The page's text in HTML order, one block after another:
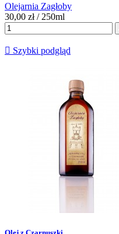
Olejarnia Zagłoby
30,00 zł / 250ml
 Szybki podgląd